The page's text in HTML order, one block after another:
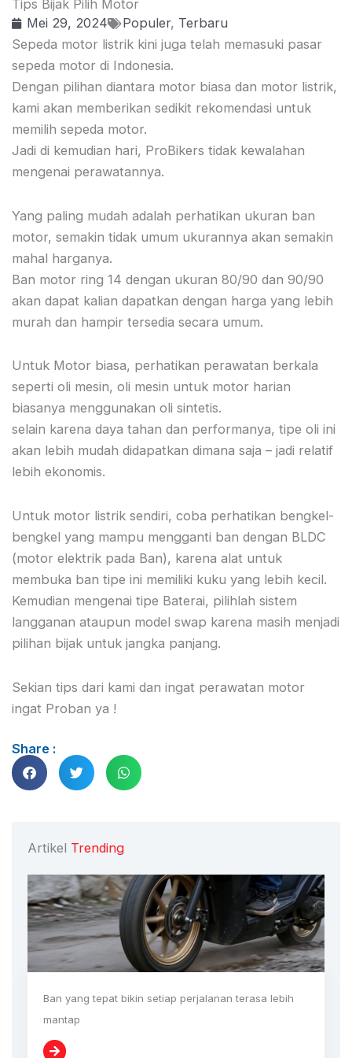
Tips Bijak Pilih Motor
Mei 29, 2024
Populer, Terbaru
Sepeda motor listrik kini juga telah memasuki pasar
sepeda motor di Indonesia.
Dengan pilihan diantara motor biasa dan motor listrik,
kami akan memberikan sedikit rekomendasi untuk
memilih sepeda motor.
Jadi di kemudian hari, ProBikers tidak kewalahan
mengenai perawatannya.
Yang paling mudah adalah perhatikan ukuran ban
motor, semakin tidak umum ukurannya akan semakin
mahal harganya.
Ban motor ring 14 dengan ukuran 80/90 dan 90/90
akan dapat kalian dapatkan dengan harga yang lebih
murah dan hampir tersedia secara umum.
Untuk Motor biasa, perhatikan perawatan berkala
seperti oli mesin, oli mesin untuk motor harian
biasanya menggunakan oli sintetis.
selain karena daya tahan dan performanya, tipe oli ini
akan lebih mudah didapatkan dimana saja – jadi relatif
lebih ekonomis.
Untuk motor listrik sendiri, coba perhatikan bengkel-
bengkel yang mampu mengganti ban dengan BLDC
(motor elektrik pada Ban), karena alat untuk
membuka ban tipe ini memiliki kuku yang lebih kecil.
Kemudian mengenai tipe Baterai, pilihlah sistem
langganan ataupun model swap karena masih menjadi
pilihan bijak untuk jangka panjang.
Sekian tips dari kami dan ingat perawatan motor
ingat Proban ya !
Share :
Artikel Trending
Ban yang tepat bikin setiap perjalanan terasa lebih
mantap